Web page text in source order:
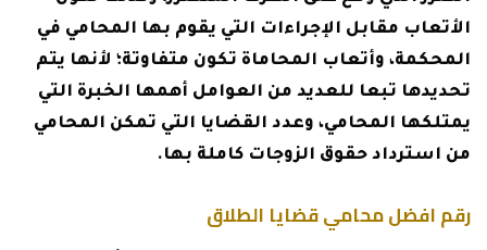
الأتعاب مقابل الإجراءات التي يقوم بها المحامي في
المحكمة، وأتعاب المحاماة تكون متفاوتة؛ لأنها يتم
تحديدها تبعا للعديد من العوامل أهمها الخبرة التي
يمتلكها المحامي، وعدد القضايا التي تمكن المحامي
من استرداد حقوق الزوجات كاملة بها.
رقم افضل محامي قضايا الطلاق